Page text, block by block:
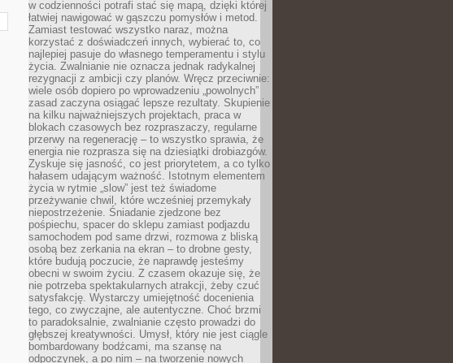
w codzienności potrafi stać się mapą, dzięki której
łatwiej nawigować w gąszczu pomysłów i metod.
Zamiast testować wszystko naraz, można
korzystać z doświadczeń innych, wybierać to, co
najlepiej pasuje do własnego temperamentu i stylu
życia. Zwalnianie nie oznacza jednak radykalnej
rezygnacji z ambicji czy planów. Wręcz przeciwnie:
wiele osób dopiero po wprowadzeniu „powolnych”
zasad zaczyna osiągać lepsze rezultaty. Skupienie
na kilku najważniejszych projektach, praca w
blokach czasowych bez rozpraszaczy, regularne
przerwy na regenerację – to wszystko sprawia, że
energia nie rozprasza się na dziesiątki drobiazgów.
Zyskuje się jasność, co jest priorytetem, a co tylko
hałasem udającym ważność. Istotnym elementem
życia w rytmie „slow” jest też świadome
przeżywanie chwil, które wcześniej przemykały
niepostrzeżenie. Śniadanie zjedzone bez
pośpiechu, spacer do sklepu zamiast podjazdu
samochodem pod same drzwi, rozmowa z bliską
osobą bez zerkania na ekran – to drobne gesty,
które budują poczucie, że naprawdę jesteśmy
obecni w swoim życiu. Z czasem okazuje się, że
nie potrzeba spektakularnych atrakcji, żeby czuć
satysfakcję. Wystarczy umiejętność docenienia
tego, co zwyczajne, ale autentyczne. Choć brzmi
to paradoksalnie, zwalnianie często prowadzi do
głębszej kreatywności. Umysł, który nie jest ciągle
bombardowany bodźcami, ma szansę na
odpoczynek, a po nim – na tworzenie nowych